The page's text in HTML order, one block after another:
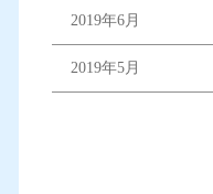
2019年6月
2019年5月